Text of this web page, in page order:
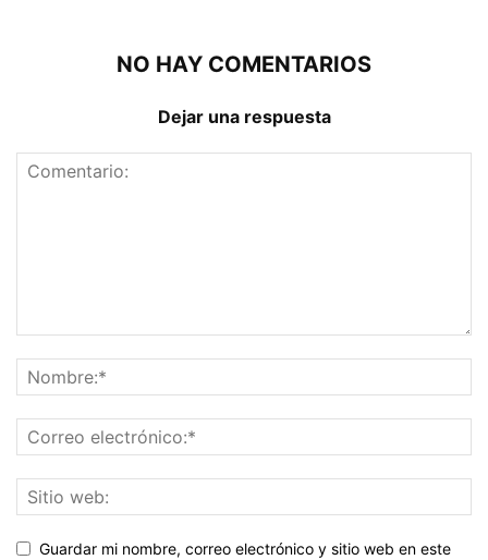
NO HAY COMENTARIOS
Dejar una respuesta
Guardar mi nombre, correo electrónico y sitio web en este